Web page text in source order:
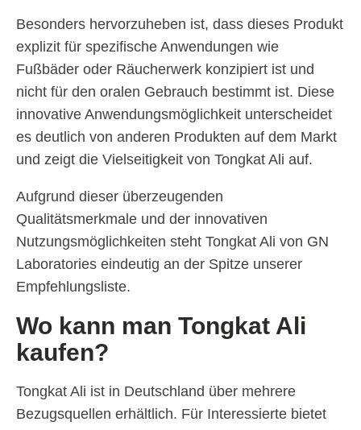
Besonders hervorzuheben ist, dass dieses Produkt
explizit für spezifische Anwendungen wie
Fußbäder oder Räucherwerk konzipiert ist und
nicht für den oralen Gebrauch bestimmt ist. Diese
innovative Anwendungsmöglichkeit unterscheidet
es deutlich von anderen Produkten auf dem Markt
und zeigt die Vielseitigkeit von Tongkat Ali auf.
Aufgrund dieser überzeugenden
Qualitätsmerkmale und der innovativen
Nutzungsmöglichkeiten steht Tongkat Ali von GN
Laboratories eindeutig an der Spitze unserer
Empfehlungsliste.
Wo kann man Tongkat Ali
kaufen?
Tongkat Ali ist in Deutschland über mehrere
Bezugsquellen erhältlich. Für Interessierte bietet